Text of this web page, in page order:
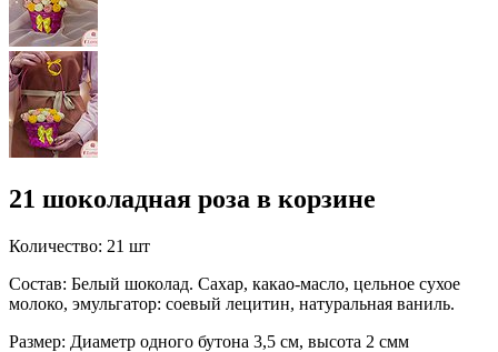
21 шоколадная роза в корзине
Количество: 21 шт
Состав: Белый шоколад. Сахар, какао-масло, цельное сухое
молоко, эмульгатор: соевый лецитин, натуральная ваниль.
Размер: Диаметр одного бутона 3,5 см, высота 2 смм